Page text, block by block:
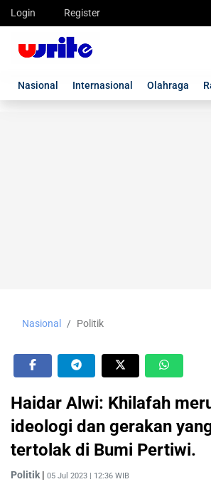
Login Register
Nasional Internasional Olahraga
Nasional Politik
Haidar Alwi: Khilafah
ideologi dan gerakan
tertolak di Bumi Pertiwi.
Politik | 05 Jul 2023 | 12:36 WIB